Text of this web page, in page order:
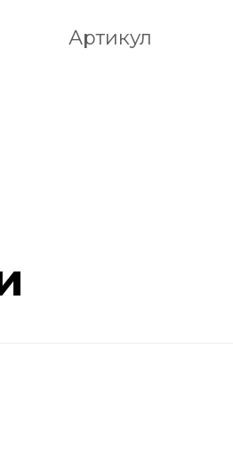
Артикул